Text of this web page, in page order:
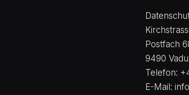
Postfach
9490
Telefon:
E-Mail: